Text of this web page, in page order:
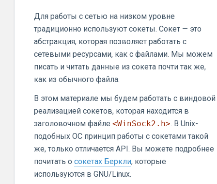
Для работы с сетью на низком уровне
традиционно используют сокеты. Сокет — это
абстракция, которая позволяет работать с
сетевыми ресурсами, как с файлами. Мы можем
писать и читать данные из сокета почти так же,
как из обычного файла.
В этом материале мы будем работать с виндовой
реализацией сокетов, которая находится в
заголовочном файле <WinSock2.h>. В Unix-
подобных ОС принцип работы с сокетами такой
же, только отличается API. Вы можете подробнее
почитать о сокетах Беркли, которые
используются в GNU/Linux.